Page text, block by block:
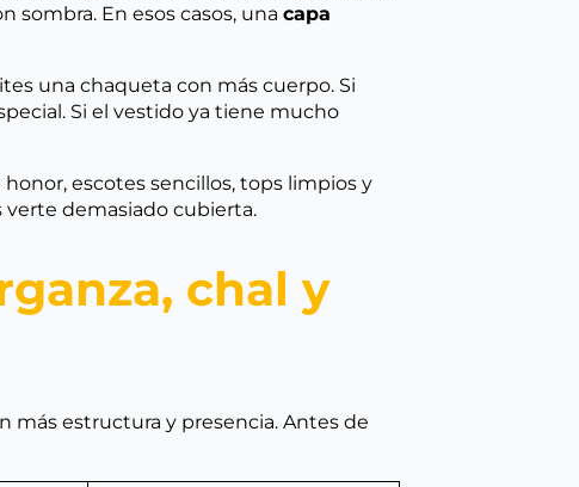
sombra. En esos casos, una capa
una chaqueta con más cuerpo. Si
Si el vestido ya tiene mucho
escotes sencillos, tops limpios y
verte demasiado cubierta.
chal y
más estructura y presencia. Antes de